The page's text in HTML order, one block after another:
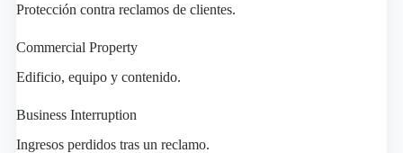
Protección contra reclamos de clientes.
Commercial Property
Edificio, equipo y contenido.
Business Interruption
Ingresos perdidos tras un reclamo.